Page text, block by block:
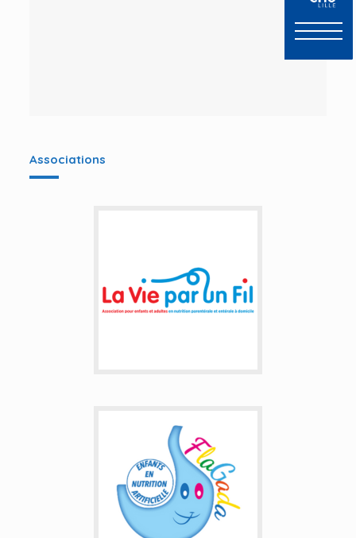
Associations